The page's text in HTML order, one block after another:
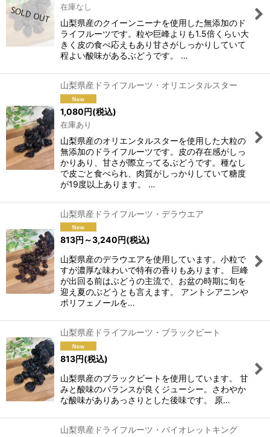
在庫なし
山梨県産のクイーンニーナを使用した無添加のド
ライフルーツです。粒や巨峰よりも1.5倍くらい大
きく皮の食べ応えもあり甘さがしっかりしていて
程よい酸味があるぶどうです。 …
山梨県産ドライフルーツ・オリエンタルスター
1,080円(税込)
在庫あり
山梨県産のオリエンタルスターを使用した大粒の
無添加のドライフルーツです。皮の存在感がしっ
かりあり、甘さが際立ってるぶどうです。種なし
で皮ごと食べられ、肉質がしっかりしていて糖度
が19度以上あります。 …
山梨県産ドライフルーツ・デラウエア
813円 ～3,240円(税込)
山梨県産のデラウエアを使用しています。小粒で
すが濃厚な味わいで特有の香りもあります。 巨峰
が出回る前はぶどうの主流で、お盆の時期に旬を
迎え夏のぶどうとも言えます。 アントシアニンや
ポリフェノールを…
山梨県産ドライフルーツ・ブラックビート
813円(税込)
山梨県産のブラックビートを使用しています。 甘
みと酸味のバランスが良くジューシー。さわやか
な酸味がありあっさりとした後味です。 原…
山梨県産ドライフルーツ・バイオレットキング